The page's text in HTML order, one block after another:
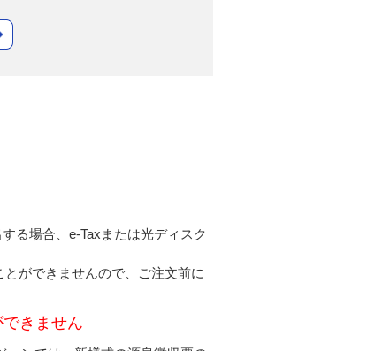
る場合、e-Taxまたは光ディスク
ができませんので、ご注文前に
きません